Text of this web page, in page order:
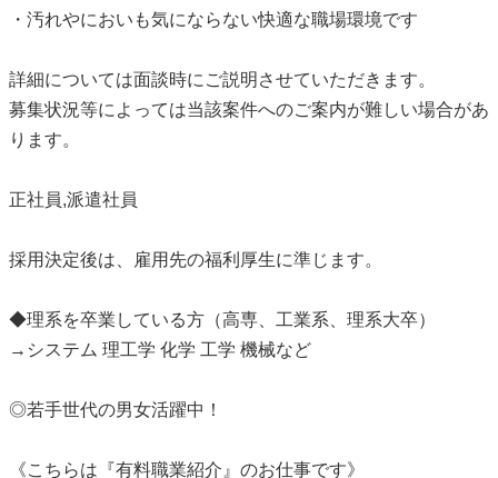
・汚れやにおいも気にならない快適な職場環境です
詳細については面談時にご説明させていただきます。
募集状況等によっては当該案件へのご案内が難しい場合があ
ります。
正社員,派遣社員
採用決定後は、雇用先の福利厚生に準じます。
◆理系を卒業している方（高専、工業系、理系大卒）
→システム 理工学 化学 工学 機械など
◎若手世代の男女活躍中！
《こちらは『有料職業紹介』のお仕事です》